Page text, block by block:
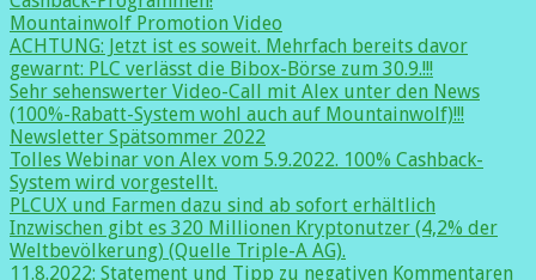
Mountainwolf Promotion Video
ACHTUNG: Jetzt ist es soweit. Mehrfach bereits davor
gewarnt: PLC verlässt die Bibox-Börse zum 30.9.!!!
Sehr sehenswerter Video-Call mit Alex unter den News
(100%-Rabatt-System wohl auch auf Mountainwolf)!!!
Newsletter Spätsommer 2022
Tolles Webinar von Alex vom 5.9.2022. 100% Cashback-
System wird vorgestellt.
PLCUX und Farmen dazu sind ab sofort erhältlich
Inzwischen gibt es 320 Millionen Kryptonutzer (4,2% der
Weltbevölkerung) (Quelle Triple-A AG).
11.8.2022: Statement und Tipp zu negativen Kommentaren